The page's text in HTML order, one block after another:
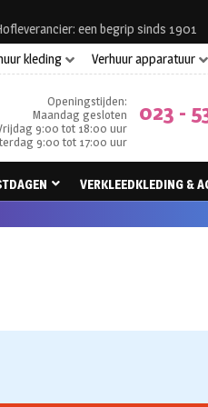
een begrip sinds 1901
kleding Verhuur apparatuur
Openingstijden:
Maandag gesloten
9:00 tot 18:00 uur
9:00 tot 17:00 uur
023 -
VERKLEEDKLEDING &